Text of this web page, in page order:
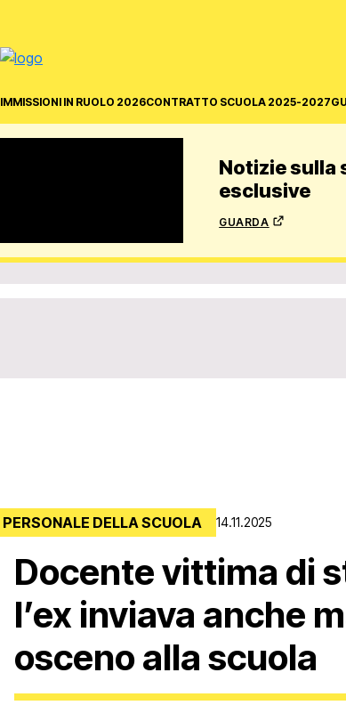
IMMISSIONI IN RUOLO 2026CONTRATTO SCUOLA 2025-2027
Notizie sulla
esclusive
guarda
PERSONALE DELLA SCUOLA 14.11.2025
Docente vittima di
l’ex inviava anche
osceno alla scuola